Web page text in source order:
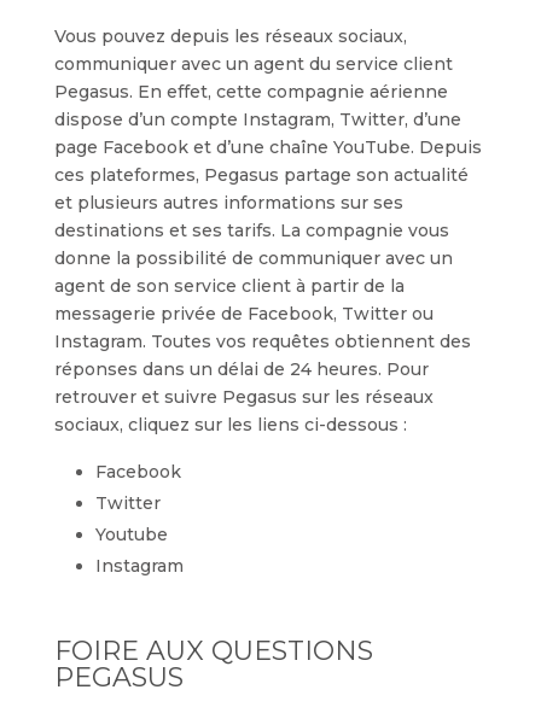
Vous pouvez depuis les réseaux sociaux,
communiquer avec un agent du service client
Pegasus. En effet, cette compagnie aérienne
dispose d’un compte Instagram, Twitter, d’une
page Facebook et d’une chaîne YouTube. Depuis
ces plateformes, Pegasus partage son actualité
et plusieurs autres informations sur ses
destinations et ses tarifs. La compagnie vous
donne la possibilité de communiquer avec un
agent de son service client à partir de la
messagerie privée de Facebook, Twitter ou
Instagram. Toutes vos requêtes obtiennent des
réponses dans un délai de 24 heures. Pour
retrouver et suivre Pegasus sur les réseaux
sociaux, cliquez sur les liens ci-dessous :
Facebook
Twitter
Youtube
Instagram
FOIRE AUX QUESTIONS
PEGASUS